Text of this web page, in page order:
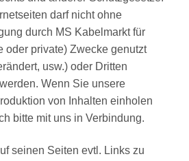
darf nicht ohne
durch MS Kabelmarkt für
oder private) Zwecke genutzt
usw.) oder Dritten
Wenn Sie unsere
von Inhalten einholen
bitte mit uns in Verbindung.
seinen Seiten evtl. Links zu